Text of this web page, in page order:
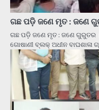
ଗଛ ପଡ଼ି ଜଣେ ମୃତ : ଜଣେ
ଗଛ ପଡ଼ି ଜଣେ ମୃତ : ଜଣେ ଗୁରୁତର
ଗୋଷାଣୀ ବ୍ଲକ୍ ଅଧୀନ ବାଘଶାଳା